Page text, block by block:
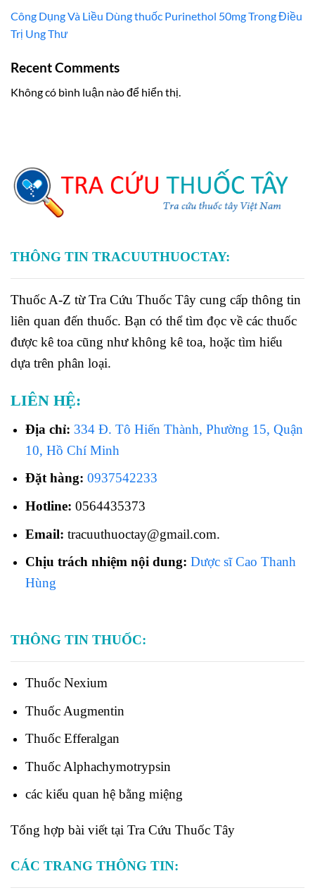
Công Dụng Và Liều Dùng thuốc Purinethol 50mg Trong Điều
Trị Ung Thư
Recent Comments
Không có bình luận nào để hiển thị.
THÔNG TIN TRACUUTHUOCTAY:
Thuốc A-Z từ Tra Cứu Thuốc Tây cung cấp thông tin
liên quan đến thuốc. Bạn có thể tìm đọc về các thuốc
được kê toa cũng như không kê toa, hoặc tìm hiểu
dựa trên phân loại.
LIÊN HỆ:
Địa chỉ: 334 Đ. Tô Hiến Thành, Phường 15, Quận
10, Hồ Chí Minh
Đặt hàng: 0937542233
Hotline: 0564435373
Email: tracuuthuoctay@gmail.com.
Chịu trách nhiệm nội dung: Dược sĩ Cao Thanh
Hùng
THÔNG TIN THUỐC:
Thuốc Nexium
Thuốc Augmentin
Thuốc Efferalgan
Thuốc Alphachymotrypsin
các kiểu quan hệ bằng miệng
Tổng hợp bài viết tại Tra Cứu Thuốc Tây
CÁC TRANG THÔNG TIN: